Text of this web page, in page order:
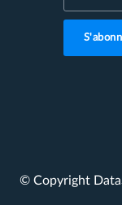
© Copyright